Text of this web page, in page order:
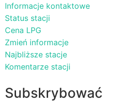
Informacje kontaktowe
Status stacji
Cena LPG
Zmień informacje
Najbliższe stacje
Komentarze stacji
Subskrybować